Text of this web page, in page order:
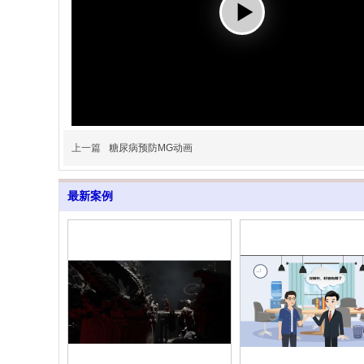
上一篇 糖尿病预防MG动画
最新案例